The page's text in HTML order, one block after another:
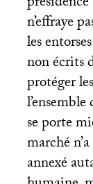
n’effraye
les
non écrits
protéger
se porte
marché
annexé